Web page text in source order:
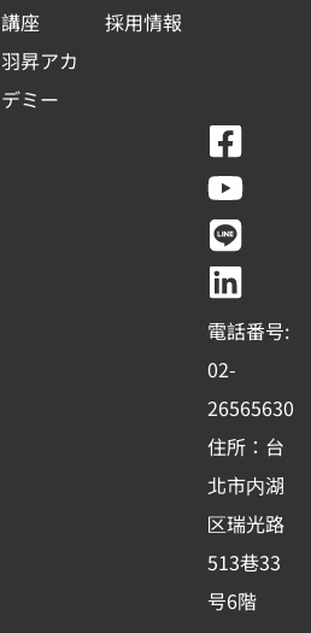
講座
羽昇アカ
デミー
採用情報
F
a
c
e
b
o
o
k
-
s
q
u
a
r
Y
o
u
t
u
b
e
L
i
n
e
L
i
n
k
e
d
i
n
電話番号:
02-
26565630
住所：台
北市内湖
区瑞光路
513巷33
号6階